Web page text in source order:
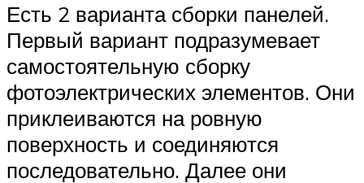
Есть 2 варианта сборки панелей.
Первый вариант подразумевает
самостоятельную сборку
фотоэлектрических элементов. Они
приклеиваются на ровную
поверхность и соединяются
последовательно. Далее они